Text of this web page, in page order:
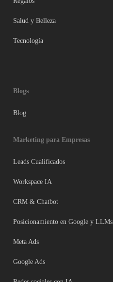
Salud y Belleza
Tecnología
Blogs
Blog
Marketing para Empresas
Leads Cualificados
Workspace IA
CRM & Chatbot
Posicionamiento en Google y LLMs
Meta Ads
Google Ads